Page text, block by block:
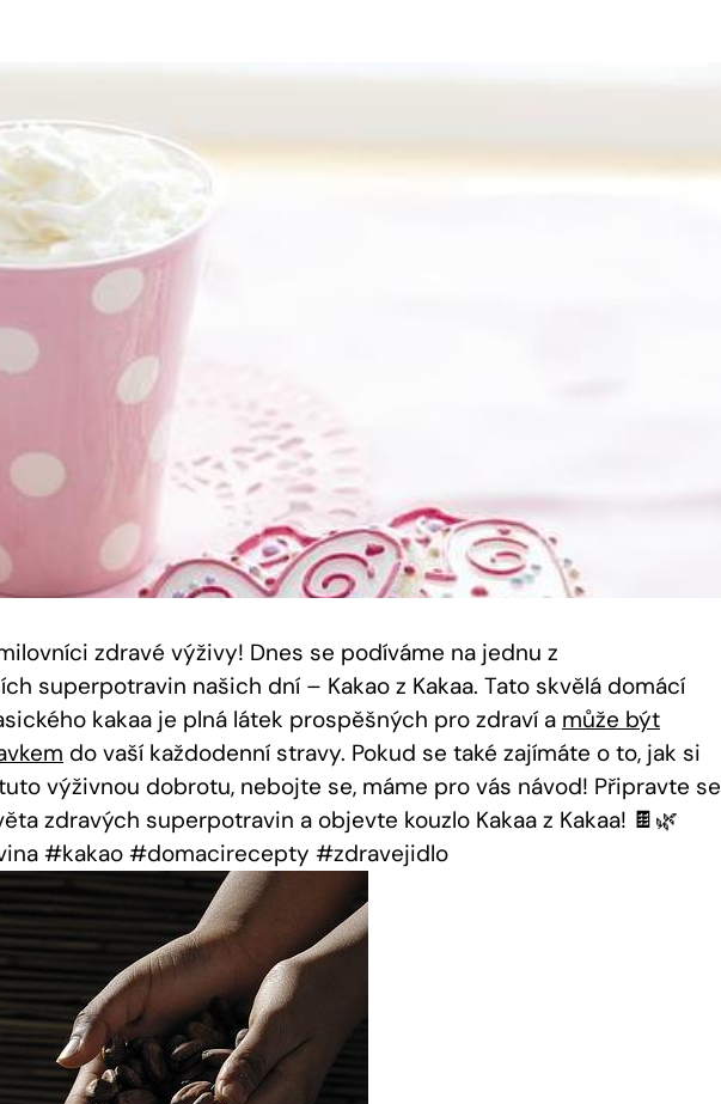
zdravé výživy! Dnes se podíváme na‌ jednu z
superpotravin našich dní – Kakao z Kakaa. Tato ⁣skvělá​ domácí
kakaa je plná látek prospěšných pro zdraví a může být
do vaší každodenní stravy. Pokud se také zajímáte‍ o to, jak ‍si ​
‍výživnou dobrotu, nebojte se, máme ‍pro vás návod! Připravte se
zdravých superpotravin a objevte kouzlo Kakaa z Kakaa! 🍫🌿
#kakao #domacirecepty #zdravejidlo